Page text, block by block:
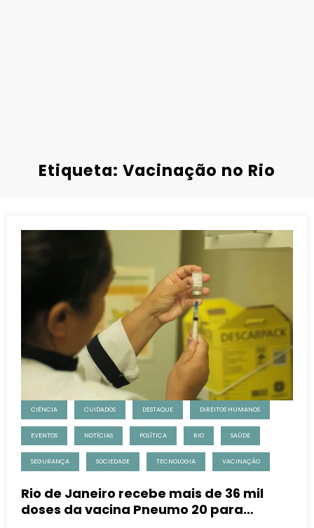
Etiqueta: Vacinação no Rio
CIÊNCIA CUIDADOS DESTAQUE DIREITOS HUMANOS
EVENTOS NOTÍCIAS POLÍTICA RIO SAÚDE
SEGURANÇA SOCIEDADE TECNOLOGIA VACINAÇÃO
Rio de Janeiro recebe mais de 36 mil
doses da vacina Pneumo 20 para